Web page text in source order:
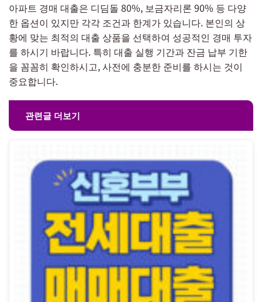
아파트 경매 대출은 디딤돌 80%, 보금자리론 90% 등 다양
한 옵션이 있지만 각각 조건과 한계가 있습니다. 본인의 상
황에 맞는 최적의 대출 상품을 선택하여 성공적인 경매 투자
를 하시기 바랍니다. 특히 대출 실행 기간과 잔금 납부 기한
을 꼼꼼히 확인하시고, 사전에 충분한 준비를 하시는 것이
중요합니다.
관련글 더보기